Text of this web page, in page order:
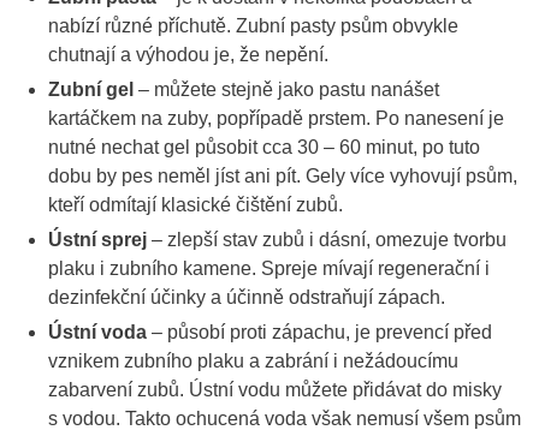
nabízí různé příchutě. Zubní pasty psům obvykle
chutnají a výhodou je, že nepění.
Zubní gel – můžete stejně jako pastu nanášet
kartáčkem na zuby, popřípadě prstem. Po nanesení je
nutné nechat gel působit cca 30 – 60 minut, po tuto
dobu by pes neměl jíst ani pít. Gely více vyhovují psům,
kteří odmítají klasické čištění zubů.
Ústní sprej – zlepší stav zubů i dásní, omezuje tvorbu
plaku i zubního kamene. Spreje mívají regenerační i
dezinfekční účinky a účinně odstraňují zápach.
Ústní voda – působí proti zápachu, je prevencí před
vznikem zubního plaku a zabrání i nežádoucímu
zabarvení zubů. Ústní vodu můžete přidávat do misky
s vodou. Takto ochucená voda však nemusí všem psům